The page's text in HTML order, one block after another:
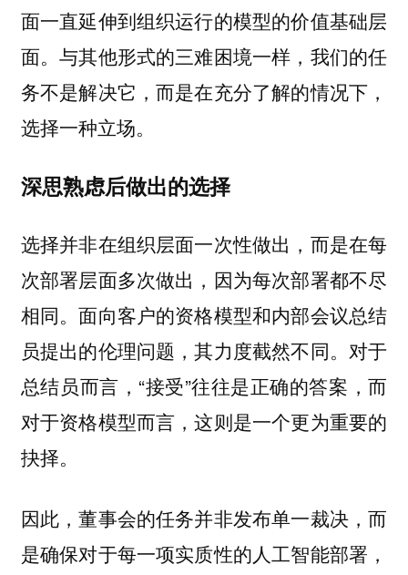
面一直延伸到组织运行的模型的价值基础层
面。与其他形式的三难困境一样，我们的任
务不是解决它，而是在充分了解的情况下，
选择一种立场。
深思熟虑后做出的选择
选择并非在组织层面一次性做出，而是在每
次部署层面多次做出，因为每次部署都不尽
相同。面向客户的资格模型和内部会议总结
员提出的伦理问题，其力度截然不同。对于
总结员而言，“接受”往往是正确的答案，而
对于资格模型而言，这则是一个更为重要的
抉择。
因此，董事会的任务并非发布单一裁决，而
是确保对于每一项实质性的人工智能部署，